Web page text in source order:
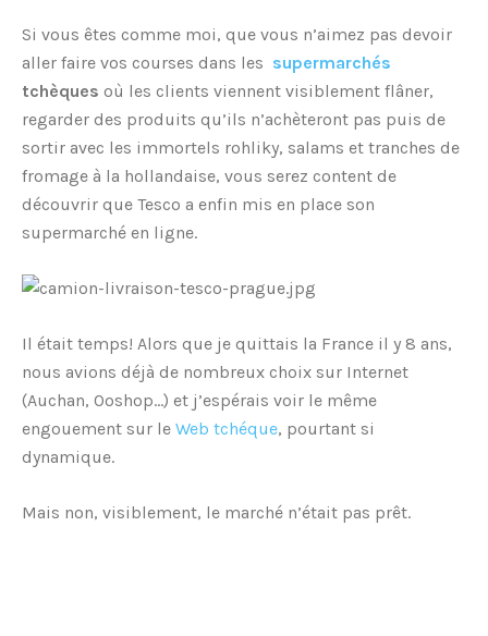
Si vous êtes comme moi, que vous n’aimez pas devoir
aller faire vos courses dans les supermarchés
tchèques où les clients viennent visiblement flâner,
regarder des produits qu’ils n’achèteront pas puis de
sortir avec les immortels rohliky, salams et tranches de
fromage à la hollandaise, vous serez content de
découvrir que Tesco a enfin mis en place son
supermarché en ligne.
Il était temps! Alors que je quittais la France il y 8 ans,
nous avions déjà de nombreux choix sur Internet
(Auchan, Ooshop…) et j’espérais voir le même
engouement sur leWeb tchéque, pourtant si
dynamique.
Mais non, visiblement, le marché n’était pas prêt.